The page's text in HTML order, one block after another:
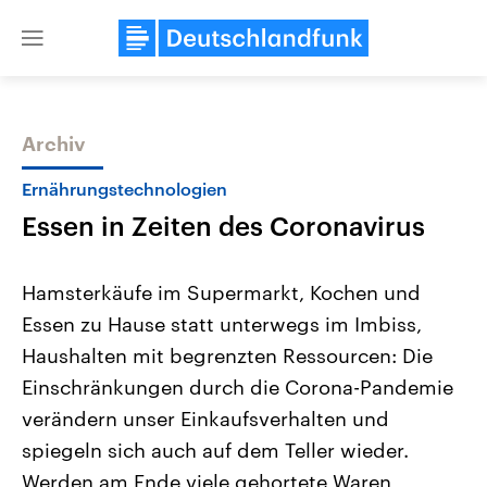
Close
Themen
Landtagswahl Sachsen-Anhalt
2026
Alle Informationen
Sachsen-Anhalt wählt am 6.
September 2026 einen neuen
Landtag. Seit 2021 wird das
Bundesland von einer Koalition aus
USA
Aktuelle Beiträge,
Hintergründe
Wirtschaftlich und
gehören die Vereinigten
mit großem Einfluss auf
Archiv
Ernährungstechnologien
Essen in Zeiten des Coronavirus
Hamsterkäufe im Supermarkt, Kochen und
Essen zu Hause statt unterwegs im Imbiss,
Haushalten mit begrenzten Ressourcen: Die
Einschränkungen durch die Corona-Pandemie
verändern unser Einkaufsverhalten und
spiegeln sich auch auf dem Teller wieder.
Werden am Ende viele gehortete Waren